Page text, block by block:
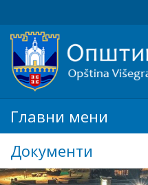
Главни мени
Документи